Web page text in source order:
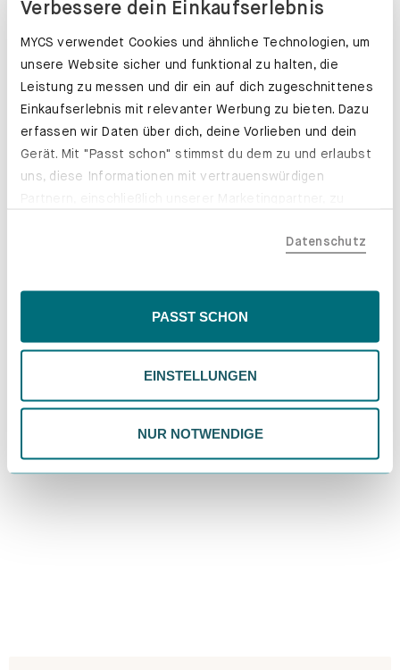
Verbessere dein Einkaufserlebnis
MYCS verwendet Cookies und ähnliche Technologien, um
unsere Website sicher und funktional zu halten, die
Leistung zu messen und dir ein auf dich zugeschnittenes
Einkaufserlebnis mit relevanter Werbung zu bieten. Dazu
erfassen wir Daten über dich, deine Vorlieben und dein
Gerät. Mit "Passt schon" stimmst du dem zu und erlaubst
uns, diese Informationen mit vertrauenswürdigen
der EU, beispielsweise in den USA, verarbeitet werden
Inhalte eingeschränkt sein könnten. Wähle
deiner Präferenzen. Du kannst deine Wahl jederzeit
ändern. Weitere Informationen findest du in unserer
Datenschutzrichtlinie.
Datenschutz
PASST SCHON
EINSTELLUNGEN
NUR NOTWENDIGE
Schubladenkästen. Stabil mit Stil.